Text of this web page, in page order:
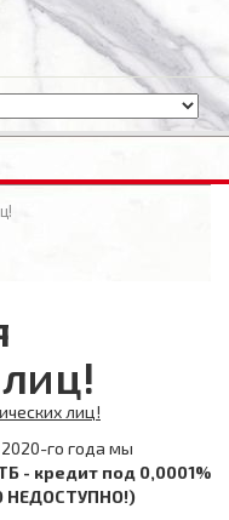
лиц!
го года мы
- кредит под 0,0001%
НЕДОСТУПНО!)